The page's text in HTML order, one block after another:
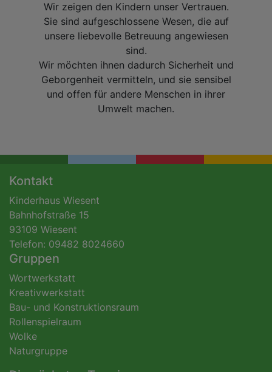
Wir zeigen den Kindern unser Vertrauen.
Sie sind aufgeschlossene Wesen, die auf
unsere liebevolle Betreuung angewiesen
sind.
Wir möchten ihnen dadurch Sicherheit und
Geborgenheit vermitteln, und sie sensibel
und offen für andere Menschen in ihrer
Umwelt machen.
Kontakt
Kinderhaus Wiesent
Bahnhofstraße 15
93109 Wiesent
Telefon: 09482 8024660
Gruppen
Wortwerkstatt
Kreativwerkstatt
Bau- und Konstruktionsraum
Rollenspielraum
Wolke
Naturgruppe